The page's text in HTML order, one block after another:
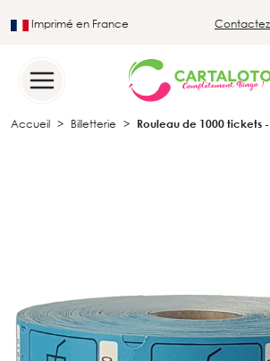
Imprimé en France
Accueil Billetterie Rouleau de 1000 tickets -